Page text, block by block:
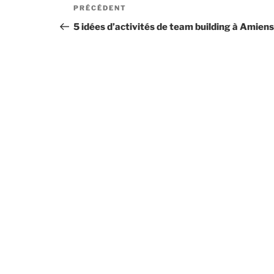
de
Article
précédent
PRÉCÉDENT
5 idées d’activités de team building à